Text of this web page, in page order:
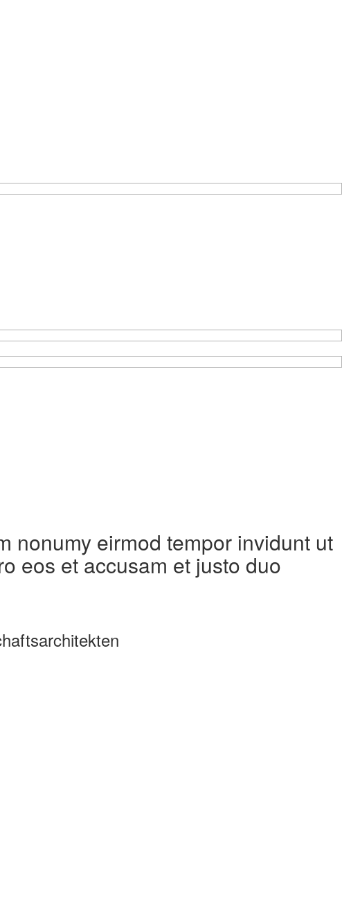
nonumy eirmod tempor invidunt ut
eos et accusam et justo duo